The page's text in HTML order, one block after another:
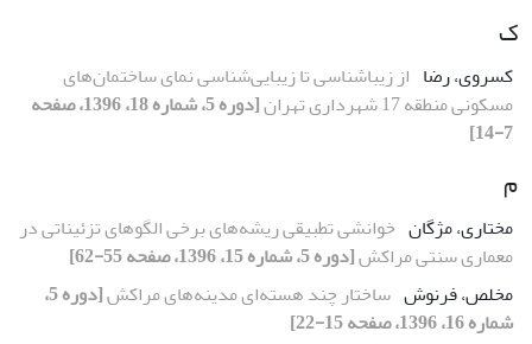
ک
کسروی، رضا از زیباشناسی تا زیبایی‌شناسی نمای ساختمان‌های
مسکونی منطقه 17 شهرداری تهران
[دوره 5، شماره 18، 1396، صفحه
7-14]
م
مختاری، مژگان خوانشی تطبیقی ریشه‌های برخی الگوهای تزئیناتی در
معماری سنتی مراکش[دوره 5، شماره 15، 1396، صفحه 55-62]
مخلص، فرنوش ساختار چند هسته‌ای مدینه‌های مراکش
[دوره 5،
شماره 16، 1396، صفحه 15-22]